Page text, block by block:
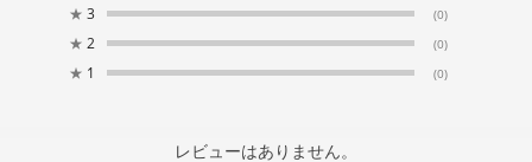
★ 3 (0)
★ 2 (0)
★ 1 (0)
レビューはありません。